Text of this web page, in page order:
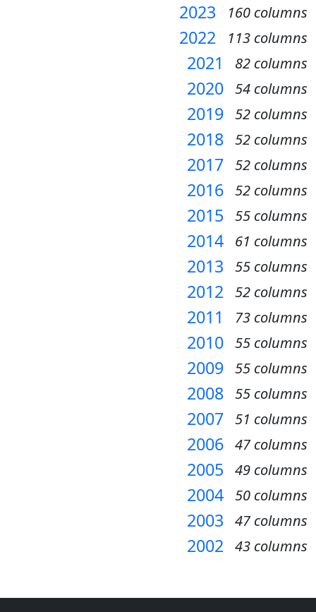
2023 160 columns
2022 113 columns
2021 82 columns
2020 54 columns
2019 52 columns
2018 52 columns
2017 52 columns
2016 52 columns
2015 55 columns
2014 61 columns
2013 55 columns
2012 52 columns
2011 73 columns
2010 55 columns
2009 55 columns
2008 55 columns
2007 51 columns
2006 47 columns
2005 49 columns
2004 50 columns
2003 47 columns
2002 43 columns